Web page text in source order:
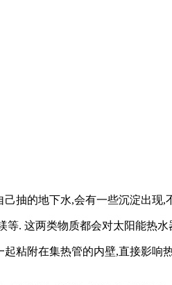
己抽的地下水,会有一些沉淀出现,
等. 这两类物质都会对太阳能热水
起粘附在集热管的内壁,直接影响